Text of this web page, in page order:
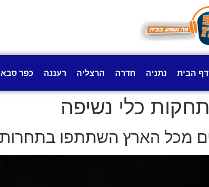
דף הבית נתניה חדרה הרצליה רעננה כפר סבא
תחקות כלי נשיפה